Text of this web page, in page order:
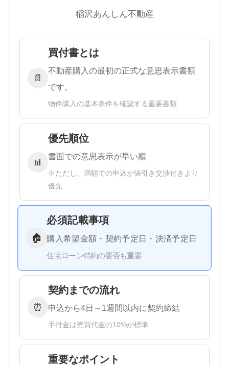
稲沢あんしん不動産
📄
買付書とは
不動産購入の最初の正式な意思表示書類
です。
物件購入の基本条件を確認する重要書類
📊
優先順位
書面での意思表示が早い順
※ただし、満額での申込が値引き交渉付きより
優先
🏠
必須記載事項
購入希望金額・契約予定日・決済予定日
住宅ローン特約の要否も重要
⏰
契約までの流れ
申込から4日～1週間以内に契約締結
手付金は売買代金の10%が標準
重要なポイント